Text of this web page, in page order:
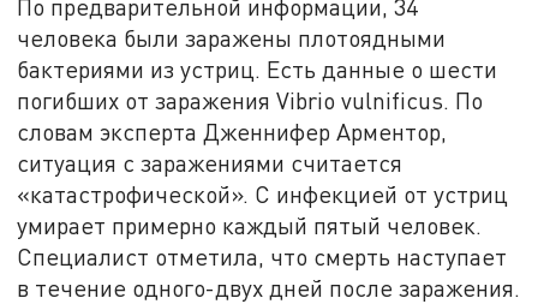
По предварительной информации, 34
человека были заражены плотоядными
бактериями из устриц. Есть данные о шести
погибших от заражения Vibrio vulnificus. По
словам эксперта Дженнифер Арментор,
ситуация с заражениями считается
«катастрофической». С инфекцией от устриц
умирает примерно каждый пятый человек.
Специалист отметила, что смерть наступает
в течение одного-двух дней после заражения.